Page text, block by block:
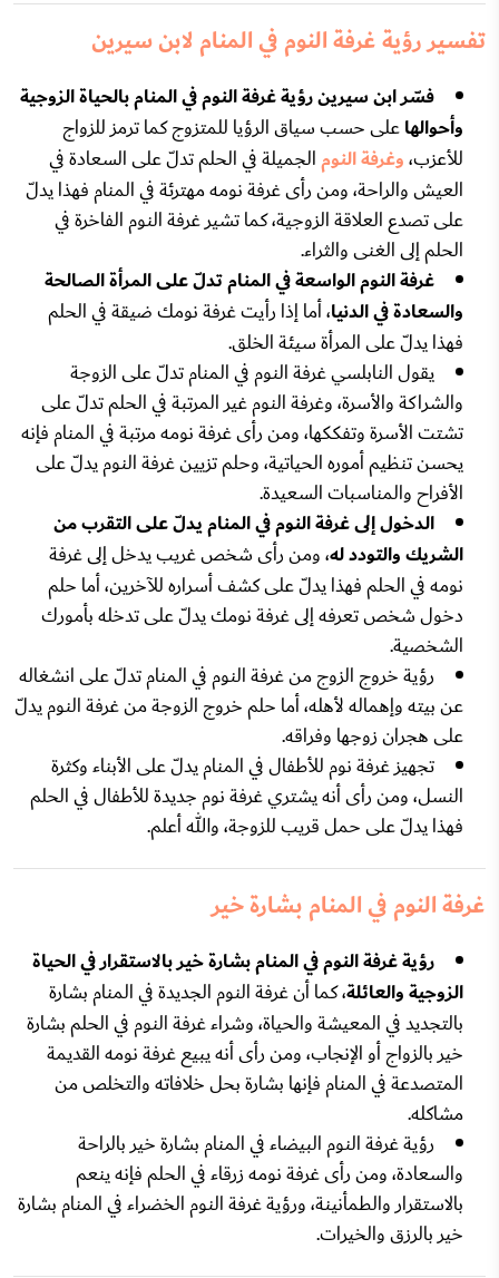
تفسير رؤية غرفة النوم في المنام لابن سيرين
فسّر ابن سيرين رؤية غرفة النوم في المنام بالحياة الزوجية
وأحوالهاعلى حسب سياق الرؤيا للمتزوج كما ترمز للزواج
للأعزب،وغرفة النومالجميلة في الحلم تدلّ على السعادة في
العيش والراحة، ومن رأى غرفة نومه مهترئة في المنام فهذا يدلّ
على تصدع العلاقة الزوجية، كما تشير غرفة النوم الفاخرة في
الحلم إلى الغنى والثراء.
غرفة النوم الواسعة في المنام تدلّ على المرأة الصالحة
والسعادة في الدنيا، أما إذا رأيت غرفة نومك ضيقة في الحلم
فهذا يدلّ على المرأة سيئة الخلق.
يقول النابلسي غرفة النوم في المنام تدلّ على الزوجة
والشراكة والأسرة، وغرفة النوم غير المرتبة في الحلم تدلّ على
تشتت الأسرة وتفككها، ومن رأى غرفة نومه مرتبة في المنام فإنه
يحسن تنظيم أموره الحياتية، وحلم تزيين غرفة النوم يدلّ على
الأفراح والمناسبات السعيدة.
الدخول إلى غرفة النوم في المنام يدلّ على التقرب من
الشريك والتودد له، ومن رأى شخص غريب يدخل إلى غرفة
نومه في الحلم فهذا يدلّ على كشف أسراره للآخرين، أما حلم
دخول شخص تعرفه إلى غرفة نومك يدلّ على تدخله بأمورك
الشخصية.
رؤية خروج الزوج من غرفة النوم في المنام تدلّ على انشغاله
عن بيته وإهماله لأهله، أما حلم خروج الزوجة من غرفة النوم يدلّ
على هجران زوجها وفراقه.
تجهيز غرفة نوم للأطفال في المنام يدلّ على الأبناء وكثرة
النسل، ومن رأى أنه يشتري غرفة نوم جديدة للأطفال في الحلم
فهذا يدلّ على حمل قريب للزوجة، والله أعلم.
غرفة النوم في المنام بشارة خير
رؤية غرفة النوم في المنام بشارة خير بالاستقرار في الحياة
الزوجية والعائلة، كما أن غرفة النوم الجديدة في المنام بشارة
بالتجديد في المعيشة والحياة، وشراء غرفة النوم في الحلم بشارة
خير بالزواج أو الإنجاب، ومن رأى أنه يبيع غرفة نومه القديمة
المتصدعة في المنام فإنها بشارة بحل خلافاته والتخلص من
مشاكله.
رؤية غرفة النوم البيضاء في المنام بشارة خير بالراحة
والسعادة، ومن رأى غرفة نومه زرقاء في الحلم فإنه ينعم
بالاستقرار والطمأنينة، ورؤية غرفة النوم الخضراء في المنام بشارة
خير بالرزق والخيرات.